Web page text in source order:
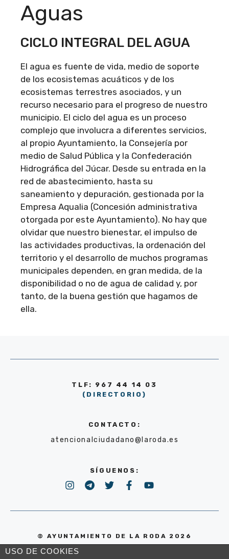
Aguas
CICLO INTEGRAL DEL AGUA
El agua es fuente de vida, medio de soporte
de los ecosistemas acuáticos y de los
ecosistemas terrestres asociados, y un
recurso necesario para el progreso de nuestro
municipio. El ciclo del agua es un proceso
complejo que involucra a diferentes servicios,
al propio Ayuntamiento, la Consejería por
medio de Salud Pública y la Confederación
Hidrográfica del Júcar. Desde su entrada en la
red de abastecimiento, hasta su
saneamiento y depuración, gestionada por la
Empresa Aqualia (Concesión administrativa
otorgada por este Ayuntamiento). No hay que
olvidar que nuestro bienestar, el impulso de
las actividades productivas, la ordenación del
territorio y el desarrollo de muchos programas
municipales dependen, en gran medida, de la
disponibilidad o no de agua de calidad y, por
tanto, de la buena gestión que hagamos de
ella.
TLF: 967 44 14 03
(DIRECTORIO)
CONTACTO:
atencionalciudadano@laroda.es
SÍGUENOS:
© AYUNTAMIENTO DE LA RODA 2026
USO DE COOKIES